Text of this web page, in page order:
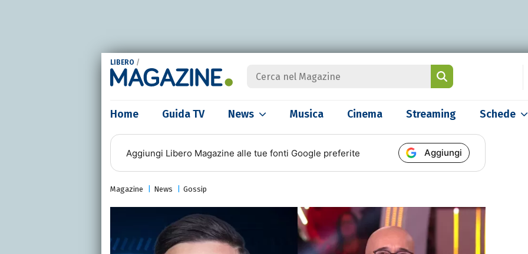
LIBERO /
Home Guida TV News Musica Cinema Streaming Schede
Aggiungi Libero Magazine alle tue fonti Google preferite Aggiungi
Magazine News Gossip